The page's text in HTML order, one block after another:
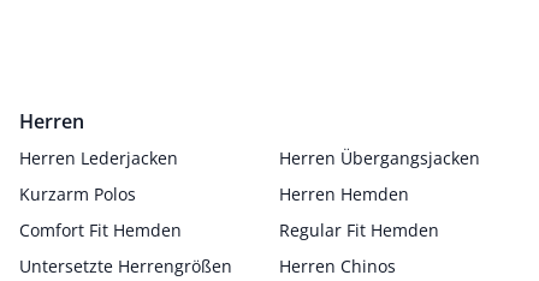
Herren
Herren Lederjacken
Herren Übergangsjacken
Kurzarm Polos
Herren Hemden
Comfort Fit Hemden
Regular Fit Hemden
Untersetzte Herrengrößen
Herren Chinos